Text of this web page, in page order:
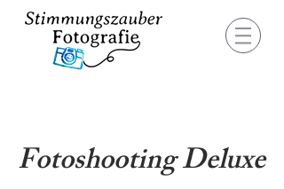
Fotoshooting Deluxe